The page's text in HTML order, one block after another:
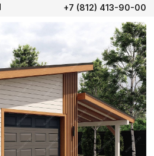
+7 (812) 413-90-00